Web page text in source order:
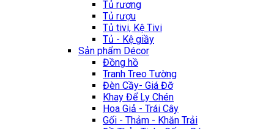
Tủ rương
Tủ rượu
Tủ tivi, Kệ Tivi
Tủ - Kệ giầy
Sản phẩm Décor
Đồng hồ
Tranh Treo Tường
Đèn Cầy- Giá Đỡ
Khay Để Ly Chén
Hoa Giả - Trái Cây
Gối - Thảm - Khăn Trải